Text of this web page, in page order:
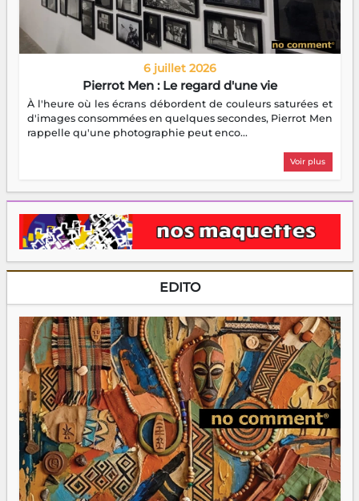
6 juillet 2026
Pierrot Men : Le regard d'une vie
À l'heure où les écrans débordent de couleurs saturées et
d'images consommées en quelques secondes, Pierrot Men
rappelle qu'une photographie peut enco...
Voir plus
EDITO